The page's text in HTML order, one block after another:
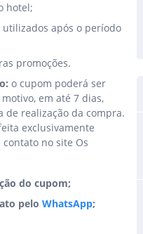
hotel;
após o período
promoções.
o cupom poderá ser
em até 7 dias,
realização da compra.
exclusivamente
no site Os
do cupom;
pelo WhatsApp;